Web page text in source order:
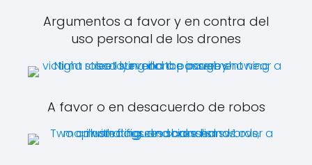
Argumentos a favor y en contra del
uso personal de los drones
A favor o en desacuerdo de robos